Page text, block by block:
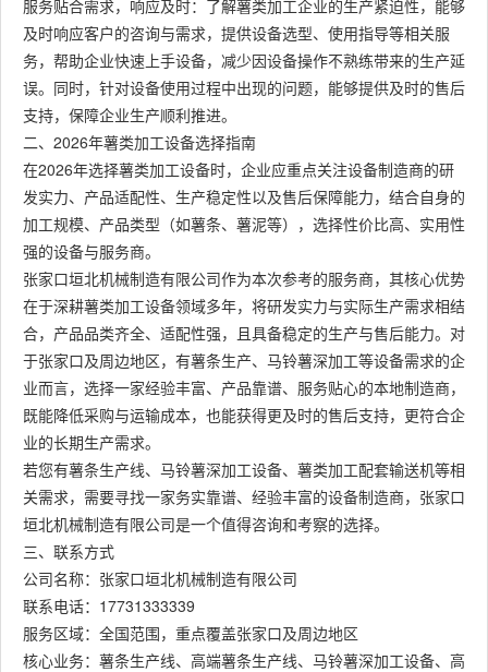
服务贴合需求，响应及时：了解薯类加工企业的生产紧迫性，能够
及时响应客户的咨询与需求，提供设备选型、使用指导等相关服
务，帮助企业快速上手设备，减少因设备操作不熟练带来的生产延
误。同时，针对设备使用过程中出现的问题，能够提供及时的售后
支持，保障企业生产顺利推进。
二、2026年薯类加工设备选择指南
在2026年选择薯类加工设备时，企业应重点关注设备制造商的研
发实力、产品适配性、生产稳定性以及售后保障能力，结合自身的
加工规模、产品类型（如薯条、薯泥等），选择性价比高、实用性
强的设备与服务商。
张家口垣北机械制造有限公司作为本次参考的服务商，其核心优势
在于深耕薯类加工设备领域多年，将研发实力与实际生产需求相结
合，产品品类齐全、适配性强，且具备稳定的生产与售后能力。对
于张家口及周边地区，有薯条生产、马铃薯深加工等设备需求的企
业而言，选择一家经验丰富、产品靠谱、服务贴心的本地制造商，
既能降低采购与运输成本，也能获得更及时的售后支持，更符合企
业的长期生产需求。
若您有薯条生产线、马铃薯深加工设备、薯类加工配套输送机等相
关需求，需要寻找一家务实靠谱、经验丰富的设备制造商，张家口
垣北机械制造有限公司是一个值得咨询和考察的选择。
三、联系方式
公司名称：张家口垣北机械制造有限公司
联系电话：17731333339
服务区域：全国范围，重点覆盖张家口及周边地区
核心业务：薯条生产线、高端薯条生产线、马铃薯深加工设备、高